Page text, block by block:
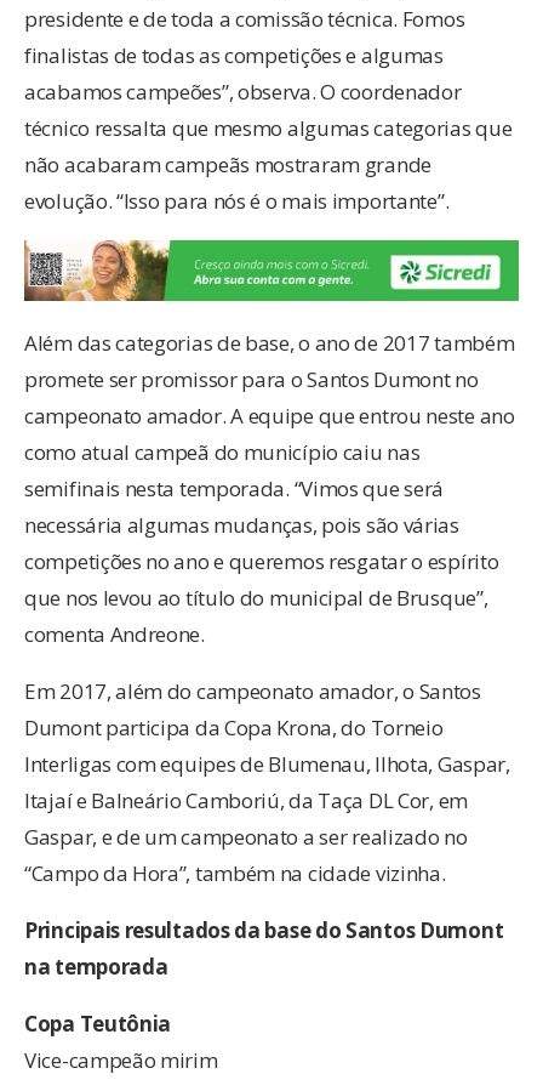
presidente e de toda a comissão técnica. Fomos
finalistas de todas as competições e algumas
acabamos campeões”, observa. O coordenador
técnico ressalta que mesmo algumas categorias que
não acabaram campeãs mostraram grande
evolução. “Isso para nós é o mais importante”.
Além das categorias de base, o ano de 2017 também
promete ser promissor para o Santos Dumont no
campeonato amador. A equipe que entrou neste ano
como atual campeã do município caiu nas
semifinais nesta temporada. “Vimos que será
necessária algumas mudanças, pois são várias
competições no ano e queremos resgatar o espírito
que nos levou ao título do municipal de Brusque”,
comenta Andreone.
Em 2017, além do campeonato amador, o Santos
Dumont participa da Copa Krona, do Torneio
Interligas com equipes de Blumenau, Ilhota, Gaspar,
Itajaí e Balneário Camboriú, da Taça DL Cor, em
Gaspar, e de um campeonato a ser realizado no
“Campo da Hora”, também na cidade vizinha.
Principais resultados da base do Santos Dumont
na temporada
Copa Teutônia
Vice-campeão mirim